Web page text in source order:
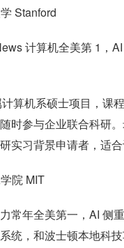
Stanford
计算机全美第 1，
算机系硕士项目，课
时参与企业联合科研
实习背景申请者，适
院 MIT
常年全美第一，AI 侧
统，和波士顿本地科